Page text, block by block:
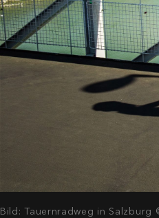
Bild: Tauernradweg in